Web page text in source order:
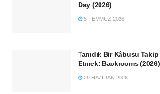
Day (2026)
5 TEMMUZ 2026
Tanıdık Bir Kâbusu Takip
Etmek: Backrooms (2026)
29 HAZIRAN 2026